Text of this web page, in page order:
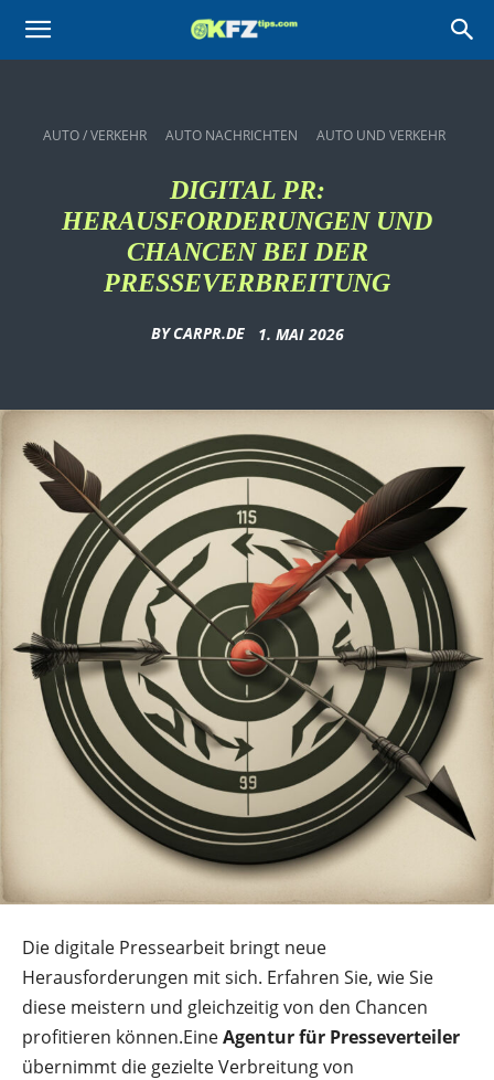
KFZtips.com
AUTO / VERKEHR AUTO NACHRICHTEN AUTO UND VERKEHR
DIGITAL PR:
HERAUSFORDERUNGEN UND
CHANCEN BEI DER
PRESSEVERBREITUNG
BY CARPR.DE 1. MAI 2026
Die digitale Pressearbeit bringt neue
Herausforderungen mit sich. Erfahren Sie, wie Sie
diese meistern und gleichzeitig von den Chancen
profitieren können.EineAgentur für Presseverteiler
übernimmt die gezielte Verbreitung von